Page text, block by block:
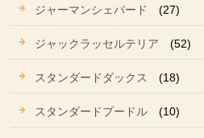
ジャーマンシェパード (27)
ジャックラッセルテリア (52)
スタンダードダックス (18)
スタンダードプードル (10)